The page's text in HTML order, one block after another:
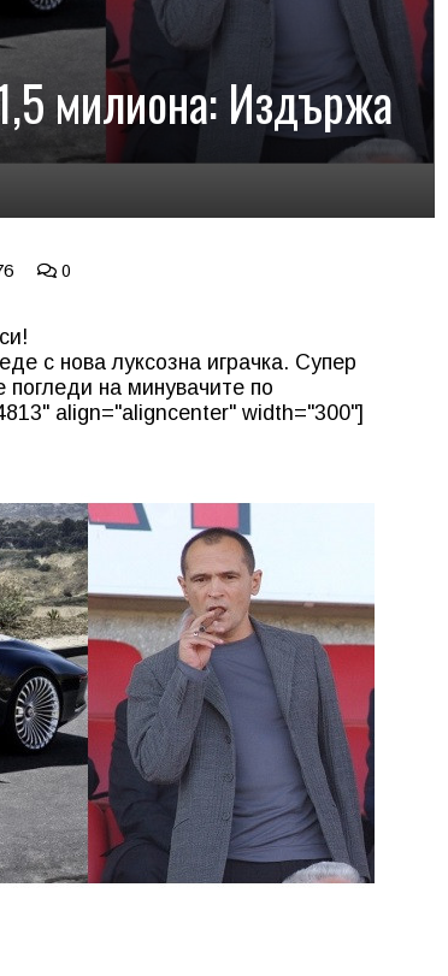
милиона: Издържа
0
с нова луксозна играчка. Супер
погледи на минувачите по
align="aligncenter" width="300"]